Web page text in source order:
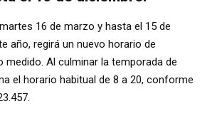
16 de marzo y hasta el 15 de
año, regirá un nuevo horario de
medido. Al culminar la temporada de
el horario habitual de 8 a 20, conforme